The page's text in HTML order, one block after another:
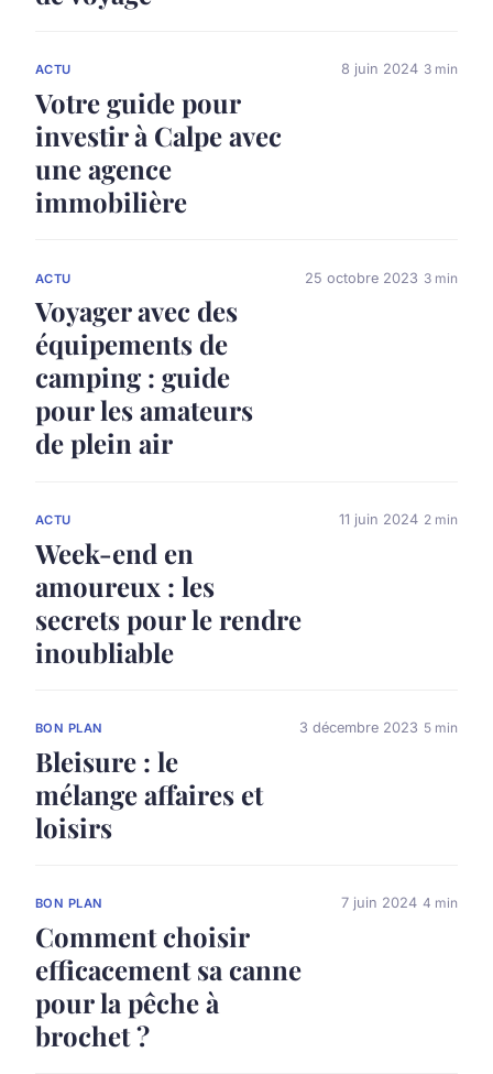
ACTU
Votre guide pour
investir à Calpe avec
une agence
immobilière
8 juin 2024 3 min
ACTU
Voyager avec des
équipements de
camping : guide
pour les amateurs
de plein air
25 octobre 2023 3 min
ACTU
Week-end en
amoureux : les
secrets pour le rendre
inoubliable
11 juin 2024 2 min
BON PLAN
Bleisure : le
mélange affaires et
loisirs
3 décembre 2023 5 min
BON PLAN
Comment choisir
efficacement sa canne
pour la pêche à
brochet ?
7 juin 2024 4 min